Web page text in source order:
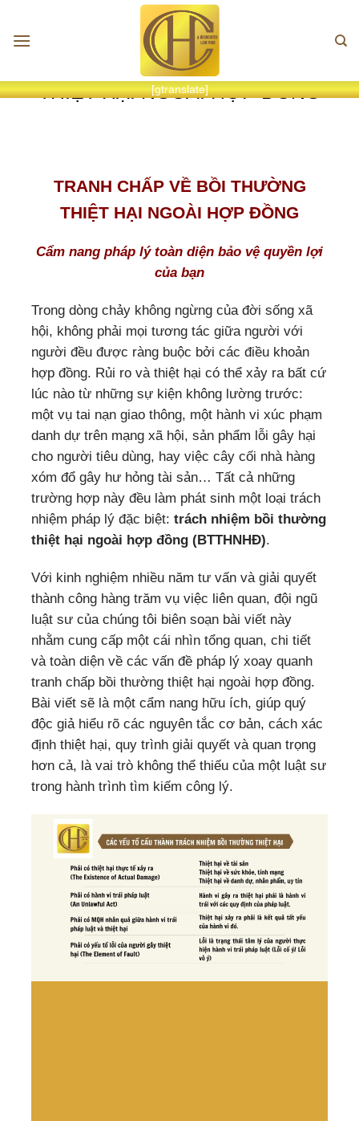
nội
[gtranslate]
TRANH CHẤP BỒI THƯỜNG
THIỆT HẠI NGOÀI HỢP ĐỒNG
TRANH CHẤP VỀ BỒI THƯỜNG
THIỆT HẠI NGOÀI HỢP ĐỒNG
Cẩm nang pháp lý toàn diện bảo vệ quyền lợi
của bạn
Trong dòng chảy không ngừng của đời sống xã
hội, không phải mọi tương tác giữa người với
người đều được ràng buộc bởi các điều khoản
hợp đồng. Rủi ro và thiệt hại có thể xảy ra bất cứ
lúc nào từ những sự kiện không lường trước:
một vụ tai nạn giao thông, một hành vi xúc phạm
danh dự trên mạng xã hội, sản phẩm lỗi gây hại
cho người tiêu dùng, hay việc cây cối nhà hàng
xóm đổ gây hư hỏng tài sản… Tất cả những
trường hợp này đều làm phát sinh một loại trách
nhiệm pháp lý đặc biệt: trách nhiệm bồi thường
thiệt hại ngoài hợp đồng (BTTHNHĐ).
Với kinh nghiệm nhiều năm tư vấn và giải quyết
thành công hàng trăm vụ việc liên quan, đội ngũ
luật sư của chúng tôi biên soạn bài viết này
nhằm cung cấp một cái nhìn tổng quan, chi tiết
và toàn diện về các vấn đề pháp lý xoay quanh
tranh chấp bồi thường thiệt hại ngoài hợp đồng.
Bài viết sẽ là một cẩm nang hữu ích, giúp quý
độc giả hiểu rõ các nguyên tắc cơ bản, cách xác
định thiệt hại, quy trình giải quyết và quan trọng
hơn cả, là vai trò không thể thiếu của một luật sư
trong hành trình tìm kiếm công lý.